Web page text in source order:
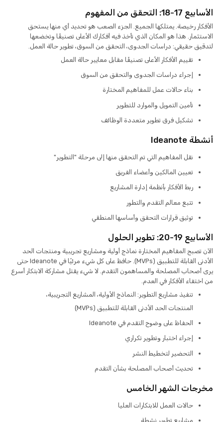
الأسابيع 17-18: التحقق من المفهوم
الأفكار رخيصة. يمتلكها الجميع. الجزء الصعب هو تحديد أي منها يستحق
الاستثمار. هذا هو المكان الذي تأخذ فيه أفكارك الأعلى تصنيفًا وتخضعها
لتدقيق حقيقي: دراسات الجدوى، التحقق من السوق، تطوير حالة العمل.
تقييم الأفكار الأعلى تصنيفًا مقابل معايير حالة العمل
إجراء دراسات الجدوى والتحقق من السوق
بناء حالات عمل للمفاهيم المختارة
تأمين التمويل والموارد للتطوير
تشكيل فرق تطوير متعددة الوظائف
أنشطة Ideanote
نقل المفاهيم التي تم التحقق منها إلى مرحلة "التطوير"
تعيين المالكين وأعضاء الفريق
ربط الأفكار بأنظمة إدارة المشاريع
تتبع معالم التقدم والتطور
توثيق قرارات التحقق وأساسها المنطقي
الأسابيع 19-20: تطوير الحلول
الآن تصبح المفاهيم المختارة نماذج أولية ومشاريع تجريبية ومنتجات الحد
الأدنى القابلة للتطبيق (MVPs). حافظ على كل شيء مرئيًا في Ideanote حتى
يرى أصحاب المصلحة والمساهمون التقدم. لا شيء يقتل مشاركة الابتكار أسرع
من اختفاء الأفكار في العدم.
تنفيذ مشاريع التطوير: النماذج الأولية، المشاريع التجريبية،
المنتجات الحد الأدنى القابلة للتطبيق (MVPs)
الحفاظ على وضوح التقدم في Ideanote
إجراء اختبار وتطوير تكراري
التحضير لتخطيط النشر
تحديث أصحاب المصلحة بشأن التقدم
مخرجات الشهر الخامس
حالات العمل للابتكارات العليا
مشاريع تطوير نشطة